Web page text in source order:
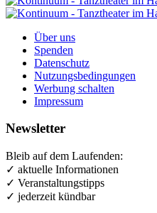
Über uns
Spenden
Datenschutz
Nutzungsbedingungen
Werbung schalten
Impressum
Newsletter
Bleib auf dem Laufenden:
✓ aktuelle Informationen
✓ Veranstaltungstipps
✓ jederzeit kündbar